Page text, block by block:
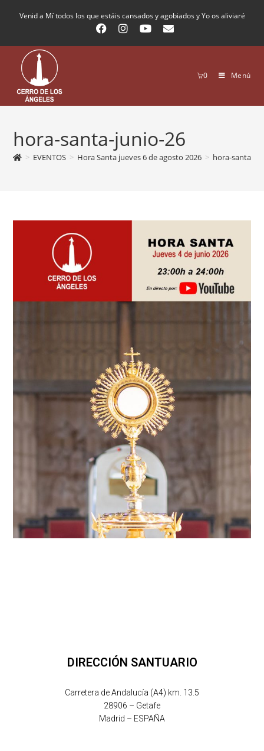
Venid a Mí todos los que estáis cansados y agobiados y Yo os aliviaré
0 Menú
hora-santa-junio-26
> EVENTOS > Hora Santa jueves 6 de agosto 2026 > hora-santa-
DIRECCIÓN SANTUARIO
Carretera de Andalucía (A4) km. 13.5
28906 – Getafe
Madrid – ESPAÑA